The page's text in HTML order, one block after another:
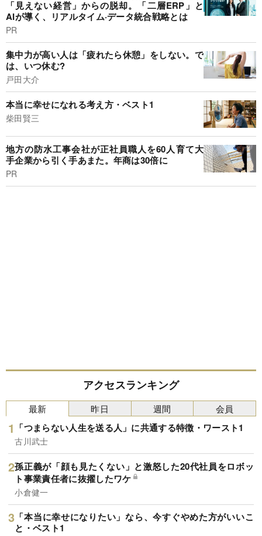
「見えない経営」からの脱却。「二層ERP」と
AIが導く、リアルタイム·データ統合戦略とは
PR
集中力が高い人は「疲れたら休憩」をしない。で
は、いつ休む?
戸田大介
本当に幸せになれる考え方・ベスト1
柴田賢三
地方の防水工事会社が正社員職人を60人育て大
手企業から引く手あまた。年商は30倍に
PR
アクセスランキング
最新
「つまらない人生を送る人」に共通する特徴・ワースト1
古川武士
孫正義が「顔も見たくない」と激怒した20代社員をロボッ
ト事業責任者に抜擢したワケ
小倉健一
「本当に幸せになりたい」なら、今すぐやめた方がいいこ
と・ベスト1
昨日 週間 会員